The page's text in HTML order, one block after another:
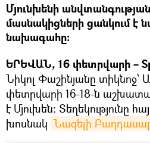
Մյունխենի
մասնակիցների ցանկում է
նախագահը։
ԵՐԵՎԱՆ, 16 փետրվարի –
Նիկոլ Փաշինյանը տիկնոջ՝
փետրվարի 16-18-ն
է Մյուխեն: Տեղեկությունը
խոսնակ Նազելի